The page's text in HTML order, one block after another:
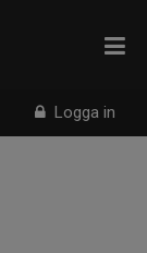
Logga in